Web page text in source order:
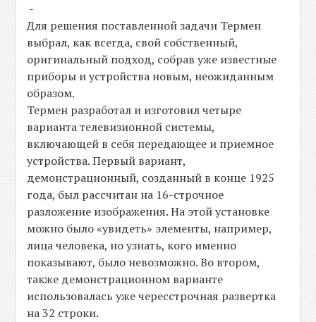
-
Для решения поставленной задачи Термен
выбрал, как всегда, свой собственный,
оригинальный подход, собрав уже известные
приборы и устройства новым, неожиданным
образом.
Термен разработал и изготовил четыре
варианта телевизионной системы,
включающей в себя передающее и приемное
устройства. Первый вариант,
демонстрационный, созданный в конце 1925
года, был рассчитан на 16-строчное
разложение изображения. На этой установке
можно было «увидеть» элементы, например,
лица человека, но узнать, кого именно
показывают, было невозможно. Во втором,
также демонстрационном варианте
использовалась уже чересстрочная развертка
на 32 строки.